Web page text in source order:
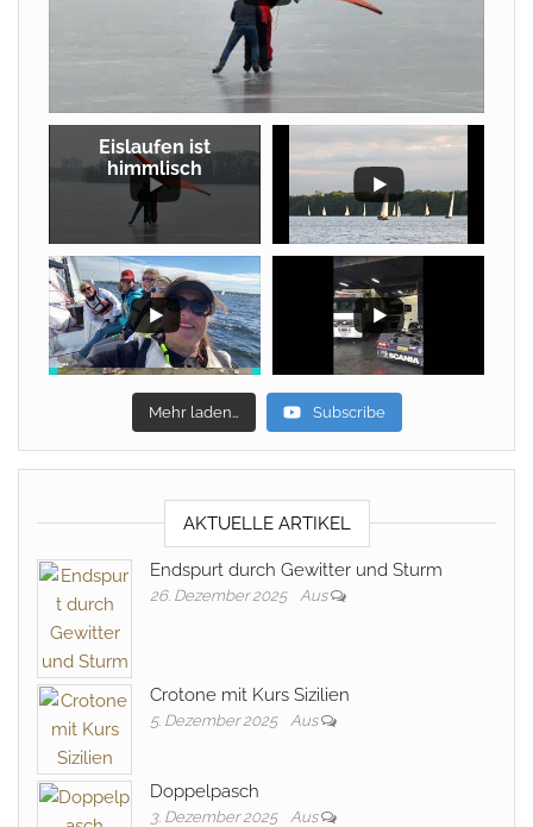
Eislaufen ist
himmlisch
Mehr laden… Subscribe
AKTUELLE ARTIKEL
Endspurt durch Gewitter und Sturm
26. Dezember 2025 Aus
Crotone mit Kurs Sizilien
5. Dezember 2025 Aus
Doppelpasch
3. Dezember 2025 Aus